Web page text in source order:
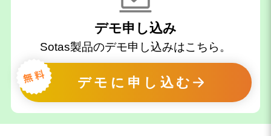
デモ申し込み
Sotas製品のデモ申し込みはこちら。
デモに申し込む